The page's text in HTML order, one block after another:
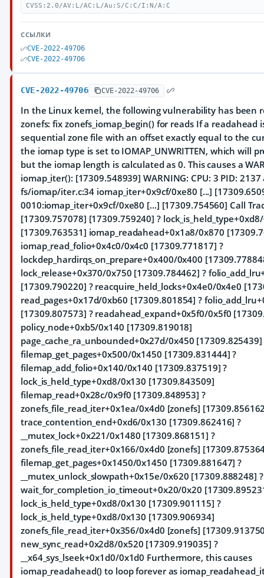
CVSS:2.0/AV:L/AC:L/Au:S/C:C/I:N/A:C
ССЫЛКИ
CVE-2022-49706
CVE-2022-49706
CVE-2022-49706 CVE-2022-49706
In the Linux kernel, the following vulnerability has been
zonefs: fix zonefs_iomap_begin() for reads If a readahead
sequential zone file with an offset exactly equal to the
the iomap type is set to IOMAP_UNWRITTEN, which will
but the iomap length is calculated as 0. This causes a
iomap_iter(): [17309.548939] WARNING: CPU: 3 PID: 2137
fs/iomap/iter.c:34 iomap_iter+0x9cf/0xe80 [...]
0010:iomap_iter+0x9cf/0xe80 [...] [17309.754560] Call
[17309.757078] [17309.759240] ?
[17309.763531] iomap_readahead+0x1a8/0x870
iomap_read_folio+0x4c0/0x4c0 [17309.771817] ?
lockdep_hardirqs_on_prepare+0x400/0x400
lock_release+0x370/0x750 [17309.784462] ?
[17309.790220] ? reacquire_held_locks+0x4e0/0x4e0
read_pages+0x17d/0xb60 [17309.801854] ?
[17309.807573] ? readahead_expand+0x5f0/0x5f0
policy_node+0xb5/0x140 [17309.819018]
page_cache_ra_unbounded+0x27d/0x450 [17309.825439]
filemap_get_pages+0x500/0x1450 [17309.831444] ?
filemap_add_folio+0x140/0x140 [17309.837519] ?
lock_is_held_type+0xd8/0x130 [17309.843509]
filemap_read+0x28c/0x9f0 [17309.848953] ?
zonefs_file_read_iter+0x1ea/0x4d0 [zonefs]
trace_contention_end+0xd6/0x130 [17309.862416] ?
__mutex_lock+0x221/0x1480 [17309.868151] ?
zonefs_file_read_iter+0x166/0x4d0 [zonefs]
filemap_get_pages+0x1450/0x1450 [17309.881647] ?
__mutex_unlock_slowpath+0x15e/0x620 [17309.888248] ?
wait_for_completion_io_timeout+0x20/0x20
lock_is_held_type+0xd8/0x130 [17309.901115] ?
lock_is_held_type+0xd8/0x130 [17309.906934]
zonefs_file_read_iter+0x356/0x4d0 [zonefs]
new_sync_read+0x2d8/0x520 [17309.919035] ?
__x64_sys_lseek+0x1d0/0x1d0 Furthermore, this causes
iomap_readahead() to loop forever as